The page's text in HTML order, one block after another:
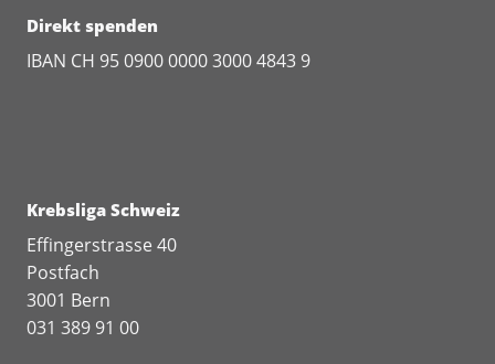
Direkt spenden
IBAN CH 95 0900 0000 3000 4843 9
Krebsliga Schweiz
Effingerstrasse 40
Postfach
3001 Bern
031 389 91 00